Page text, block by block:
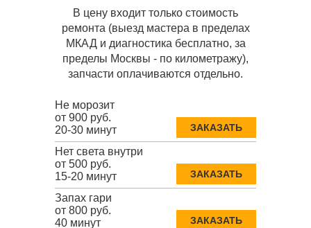
В цену входит только стоимость
ремонта (выезд мастера в пределах
МКАД и диагностика бесплатно, за
пределы Москвы - по километражу),
запчасти оплачиваются отдельно.
Не морозит
от 900 руб.
20-30 минут
ЗАКАЗАТЬ
Нет света внутри
от 500 руб.
15-20 минут
ЗАКАЗАТЬ
Запах гари
от 800 руб.
40 минут
ЗАКАЗАТЬ